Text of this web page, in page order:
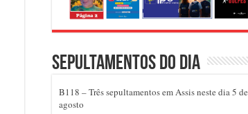
Sepultamentos do dia
B118 – Três sepultamentos em Assis neste dia 5 de
agosto